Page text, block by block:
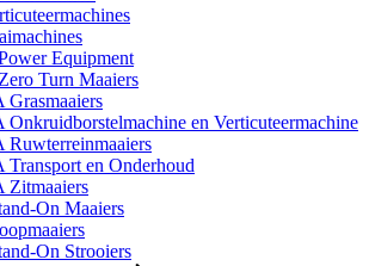
Equipment
Turn Maaiers
Grasmaaiers
Onkruidborstelmachine en Verticuteermachine
Ruwterreinmaaiers
Transport en Onderhoud
Zitmaaiers
On Maaiers
On Strooiers